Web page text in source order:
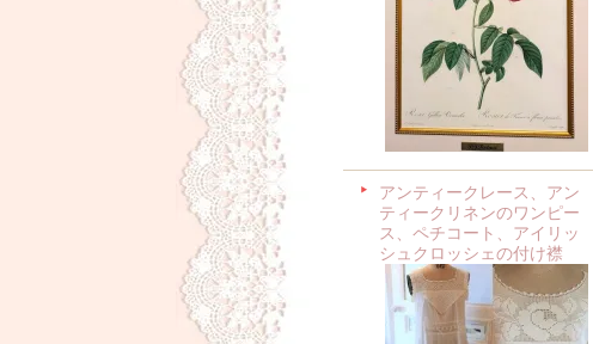
アンティークレース、アン
ティークリネンのワンピー
ス、ペチコート、アイリッ
シュクロッシェの付け襟